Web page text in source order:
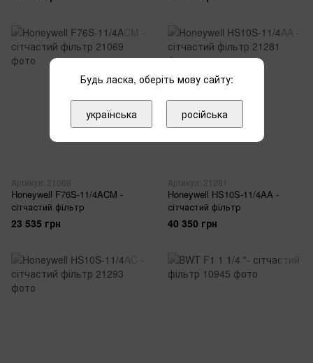
Артикул: 21069
Honeywell F76S-11/4ACM -
сітчастий фільтр
23 535 грн
Артикул: 21281
Honeywell HS10S-11/4AA -
сітчастий фільтр
40 350 грн
Будь ласка, оберіть мову сайту:
українська російська